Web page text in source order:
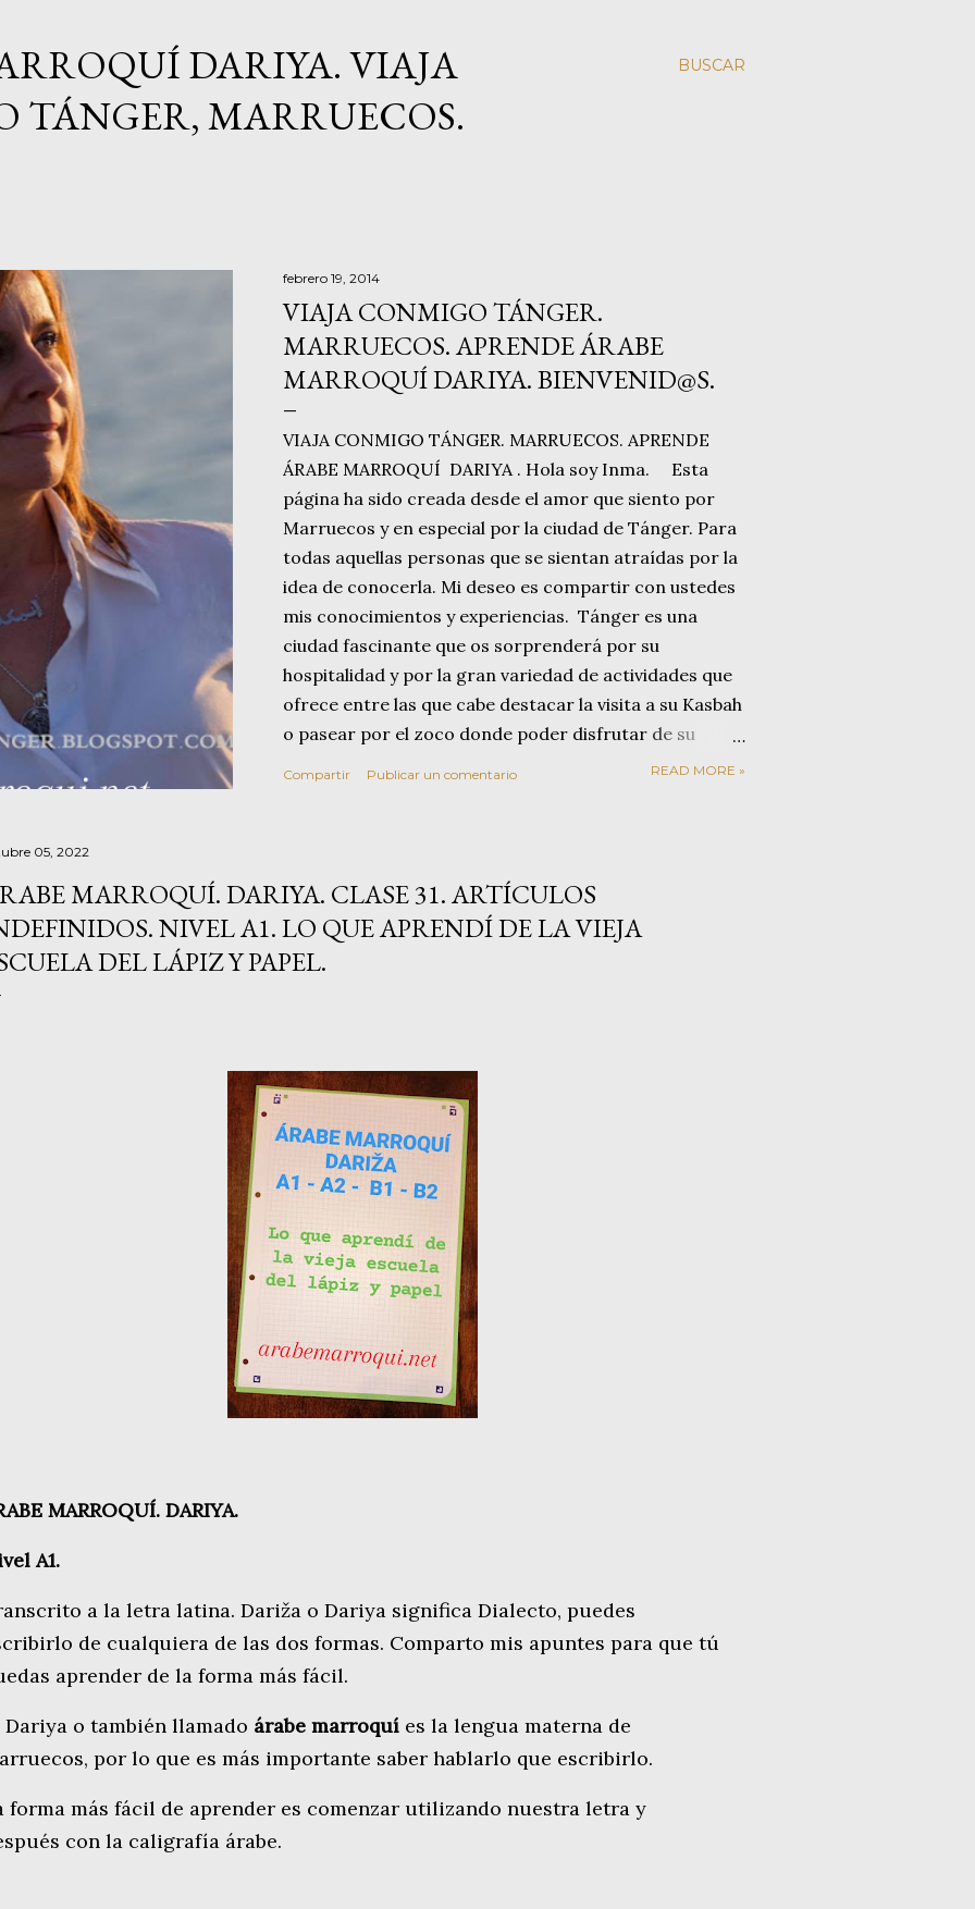
BUSCAR
DARIYA. VIAJA
TÁNGER, MARRUECOS.
febrero 19, 2014
VIAJA CONMIGO TÁNGER.
MARRUECOS. APRENDE ÁRABE
MARROQUÍ DARIYA. BIENVENID@S.
VIAJA CONMIGO TÁNGER. MARRUECOS. APRENDE
ÁRABE MARROQUÍ DARIYA . Hola soy Inma. Esta
página ha sido creada desde el amor que siento por
Marruecos y en especial por la ciudad de Tánger. Para
todas aquellas personas que se sientan atraídas por la
idea de conocerla. Mi deseo es compartir con ustedes
mis conocimientos y experiencias. Tánger es una
ciudad fascinante que os sorprenderá por su
hospitalidad y por la gran variedad de actividades que
ofrece entre las que cabe destacar la visita a su Kasbah
o pasear por el zoco donde poder disfrutar de su
artesanía, de sus olores a especias o saborear un buen
que existe entre ella y Asilah. Esto invita a ampliar la
visita para poder pasar también un día completo
disfrutando de Asilah, sus calles, su zoco y su magnífica
gastronomía a pie de playa. Se...
Compartir Publicar un comentario READ MORE »
05, 2022
MARROQUÍ. DARIYA. CLASE 31. ARTÍCULOS
NIVEL A1. LO QUE APRENDÍ DE LA VIEJA
DEL LÁPIZ Y PAPEL.
MARROQUÍ. DARIYA.
A1.
a la letra latina. Dariža o Dariya significa Dialecto, puedes
de cualquiera de las dos formas. Comparto mis apuntes para que tú
aprender de la forma más fácil.
Dariya o también llamado árabe marroquí es la lengua materna de
por lo que es más importante saber hablarlo que escribirlo.
forma más fácil de aprender es comenzar utilizando nuestra letra y
con la caligrafía árabe.